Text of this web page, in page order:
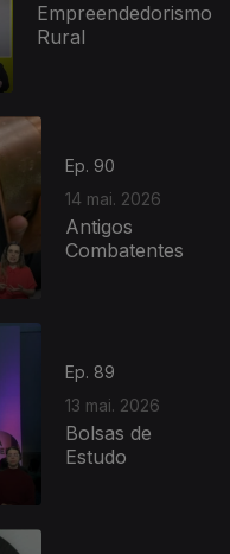
Empreendedorismo
Rural
Ep. 90
14 mai. 2026
Antigos
Combatentes
Ep. 89
13 mai. 2026
Bolsas de
Estudo